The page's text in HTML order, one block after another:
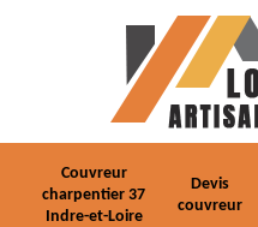
Couvreur
charpentier 37
Indre-et-Loire
Devis
couvreur